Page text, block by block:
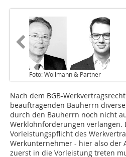
Foto: Wollmann & Partner
Nach dem BGB-
beauftragenden Bauherrn
durch den Bauherrn noch nicht
Werklohnforderungen verlangen.
Vorleistungspflicht des
Werkunternehmer - hier also der
zuerst in die Vorleistung treten